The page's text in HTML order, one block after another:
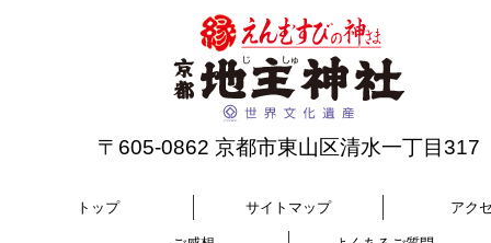
〒605-0862 京都市東山区清水一丁目317
トップ サイトマップ アク